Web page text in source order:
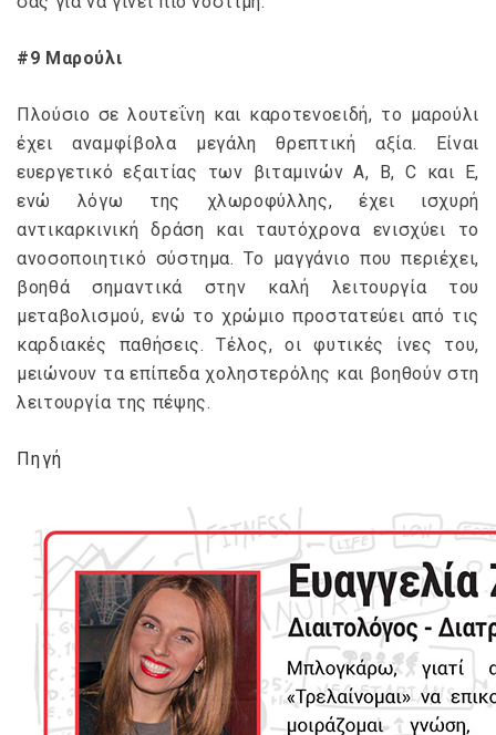
#9 Μαρούλι
Πλούσιο σε λουτεΐνη και καροτενοειδή, το μαρούλι
έχει αναμφίβολα μεγάλη θρεπτική αξία. Είναι
ευεργετικό εξαιτίας των βιταμινών Α, Β, C και E,
ενώ λόγω της χλωροφύλλης, έχει ισχυρή
αντικαρκινική δράση και ταυτόχρονα ενισχύει το
ανοσοποιητικό σύστημα. Το μαγγάνιο που περιέχει,
βοηθά σημαντικά στην καλή λειτουργία του
μεταβολισμού, ενώ το χρώμιο προστατεύει από τις
καρδιακές παθήσεις. Τέλος, οι φυτικές ίνες του,
μειώνουν τα επίπεδα χοληστερόλης και βοηθούν στη
λειτουργία της πέψης.
Πηγή